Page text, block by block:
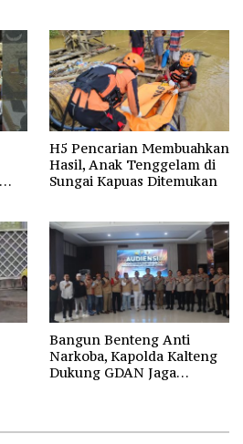
H5 Pencarian Membuahkan
Hasil, Anak Tenggelam di
Sungai Kapuas Ditemukan
Bangun Benteng Anti
Narkoba, Kapolda Kalteng
Dukung GDAN Jaga